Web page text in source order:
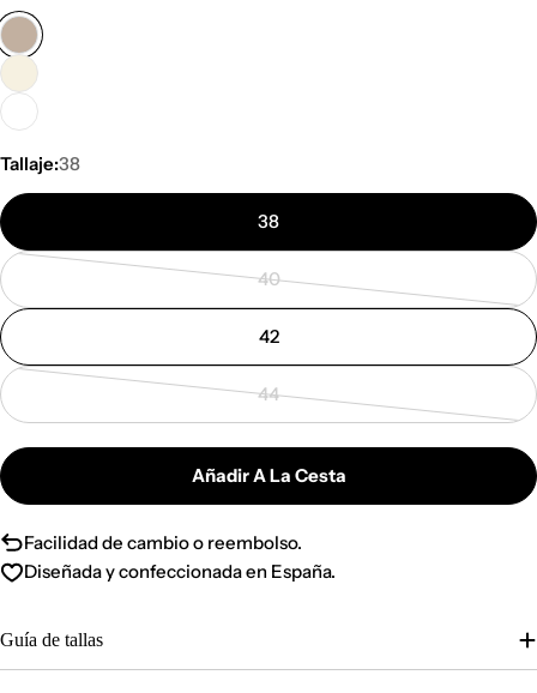
Tallaje:38
38
40
Variante
o
disponible
42
44
Variante
o
Añadir A La Cesta
Facilidad de cambio o reembolso.
Diseñada y confeccionada en España.
Guía de tallas